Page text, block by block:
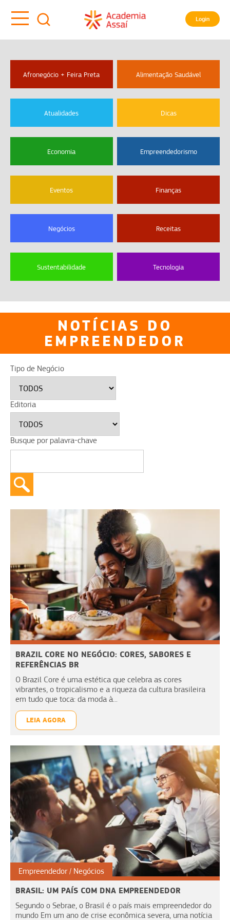
Login
Afronegócio + Feira Preta Alimentação Saudável
Atualidades Dicas
Economia Empreendedorismo
Eventos Finanças
Negócios Receitas
Sustentabilidade Tecnologia
NOTÍCIAS DO
EMPREENDEDOR
Tipo de Negócio
Editoria
Busque por palavra-chave
BRAZIL CORE NO NEGÓCIO: CORES, SABORES E
REFERÊNCIAS BR
O Brazil Core é uma estética que celebra as cores
vibrantes, o tropicalismo e a riqueza da cultura brasileira
em tudo que toca: da moda à...
LEIA AGORA
Empreendedor Negócios
BRASIL: UM PAÍS COM DNA EMPREENDEDOR
Segundo o Sebrae, o Brasil é o país mais empreendedor do
mundo Em um ano de crise econômica severa, uma notícia